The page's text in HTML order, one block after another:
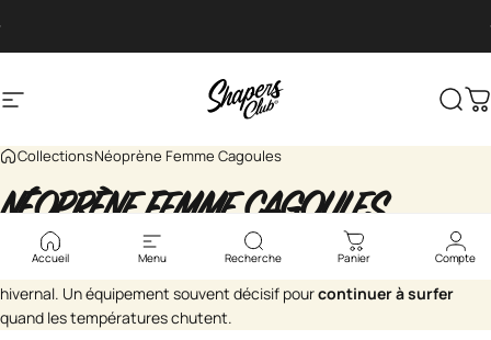
Navigation Surfshop - Shapers Club House
Accueil Menu Recherche Panier Compte
CollectionsNéoprène Femme Cagoules
NÉOPRÈNEFEMMECAGOULES
cagoule néoprène femme
protège la tête du froid et du vent
hivernal. Un équipement souvent décisif pourcontinuer à surfer
quand les températures chutent.